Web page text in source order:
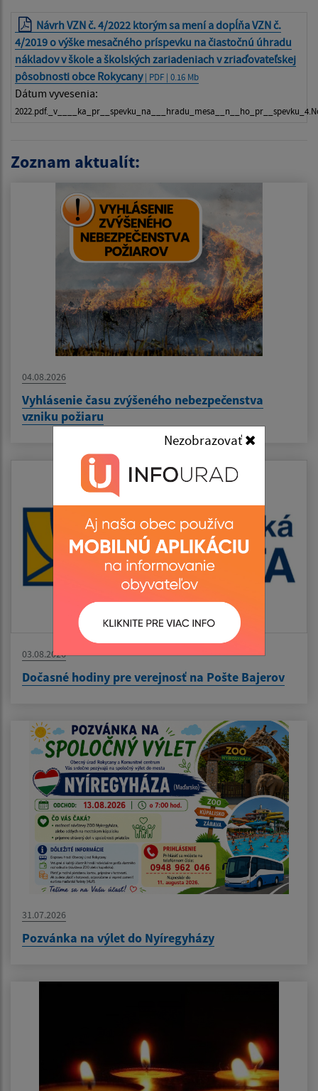
Nezobrazovať
Návrh VZN č. 4/2022 ktorým sa mení a dopĺňa VZN č.
4/2019 o výške mesačného príspevku na čiastočnú úhradu
nákladov v škole a školských zariadeniach v zriaďovateľskej
pôsobnosti obce Rokycany| PDF | 0.16 Mb
Dátum vyvesenia:
Zoznam aktualít:
04.08.2026
Vyhlásenie času zvýšeného nebezpečenstva
vzniku požiaru
03.08.2026
Dočasné hodiny pre verejnosť na Pošte Bajerov
31.07.2026
Pozvánka na výlet do Nyíregyházy